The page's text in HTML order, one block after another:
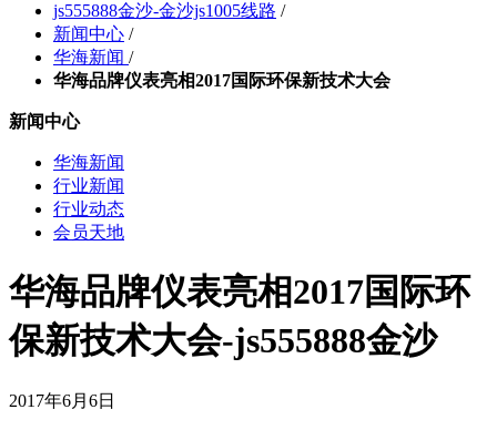
js555888金沙-金沙js1005线路 /
新闻中心 /
华海新闻 /
华海品牌仪表亮相2017国际环保新技术大会
新闻中心
华海新闻
行业新闻
行业动态
会员天地
华海品牌仪表亮相2017国际环
保新技术大会-js555888金沙
2017年6月6日